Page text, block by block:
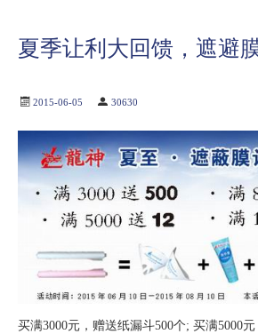
夏季让利大回馈，遮避
2015-06-05 30630
买满3000元，赠送纸漏斗500个; 买满5000